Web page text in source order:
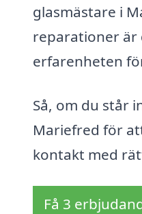
glasmästare i
reparationer är
erfarenheten
Så, om du står
Mariefred för
kontakt med
Få 3